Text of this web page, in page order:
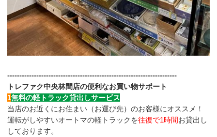
﻿----------------------------------------------------------------------
トレファク中央林間店の便利なお買い物サポート
1無料の軽トラック貸出しサービス
当店のお近くにお住まい（お運び先）のお客様にオススメ！
運転がしやすいオートマの軽トラックを往復で1時間お貸出し
しております。